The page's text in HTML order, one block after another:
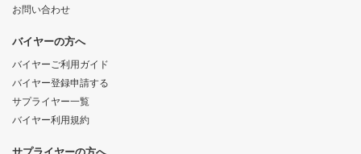
お問い合わせ
バイヤーの方へ
バイヤーご利用ガイド
バイヤー登録申請する
サプライヤー一覧
バイヤー利用規約